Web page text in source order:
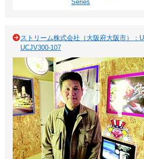
Series
ストリーム株式会社（大阪府大阪市）：
UCJV300-107